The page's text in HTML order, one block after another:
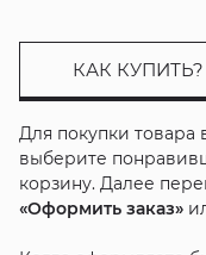
КАК КУПИТЬ?
Для покупки товара
выберите
корзину. Далее
«Оформить заказ»